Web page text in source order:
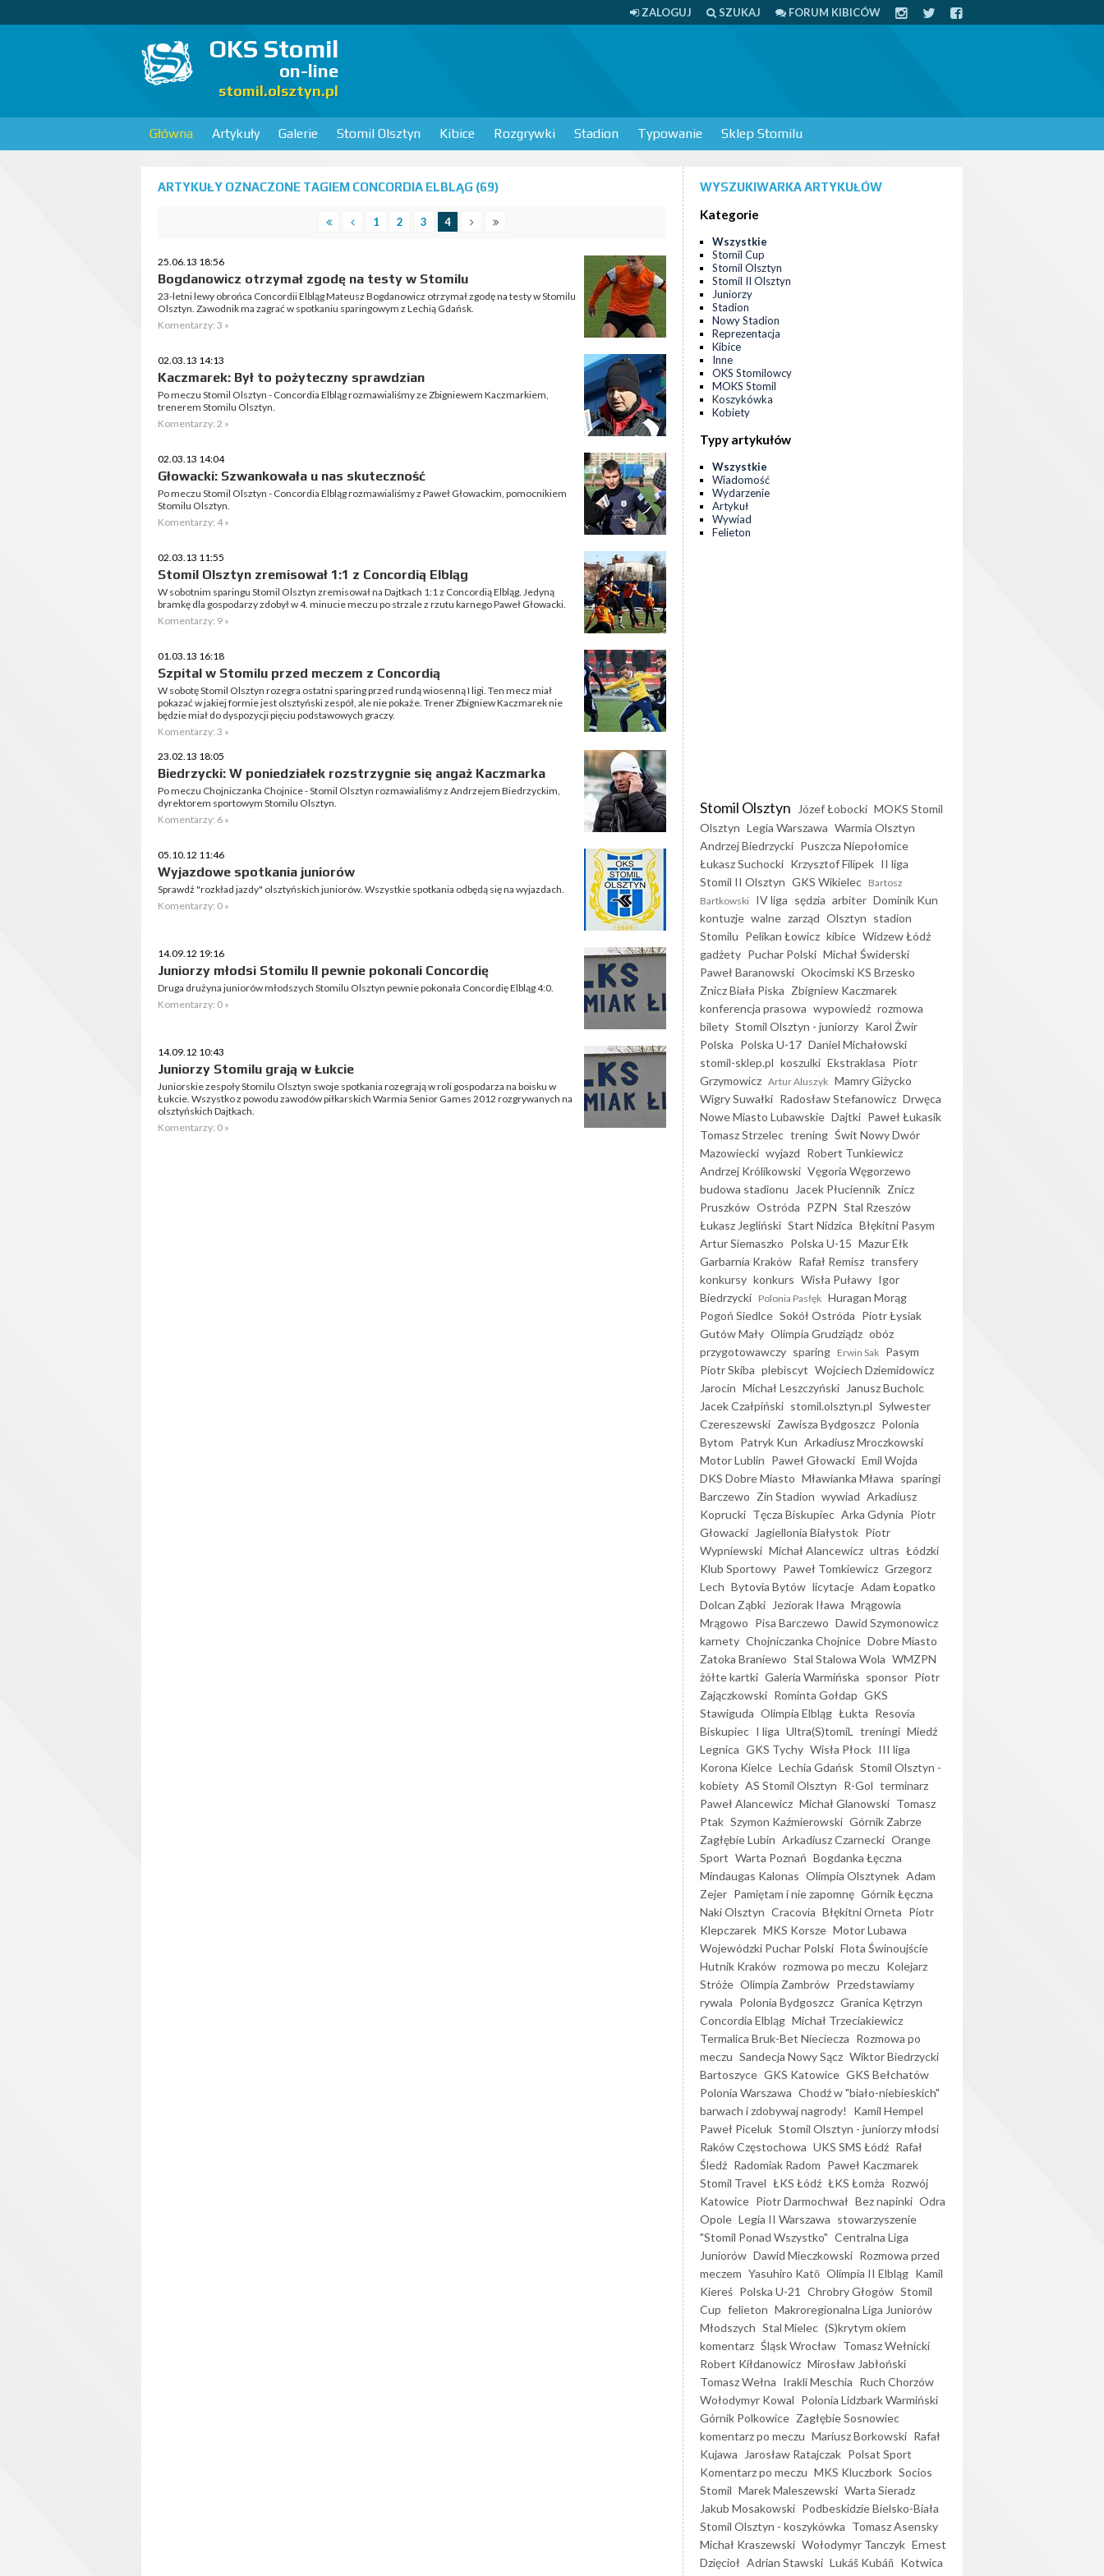
ZALOGUJ SZUKAJ FORUM KIBICÓW
OKS Stomil
on-line
stomil.olsztyn.pl
Główna Artykuły Galerie Stomil Olsztyn Kibice Rozgrywki Stadion Typowanie Sklep Stomilu
ARTYKUŁY OZNACZONE TAGIEM CONCORDIA ELBLĄG (69)
1 2 3 4
25.06.13 18:56
Bogdanowicz otrzymał zgodę na testy w Stomilu
23-letni lewy obrońca Concordii Elbląg Mateusz Bogdanowicz otrzymał zgodę na testy w Stomilu
Olsztyn. Zawodnik ma zagrać w spotkaniu sparingowym z Lechią Gdańsk.
Komentarzy: 3 »
02.03.13 14:13
Kaczmarek: Był to pożyteczny sprawdzian
Po meczu Stomil Olsztyn - Concordia Elbląg rozmawialiśmy ze Zbigniewem Kaczmarkiem,
trenerem Stomilu Olsztyn.
Komentarzy: 2 »
02.03.13 14:04
Głowacki: Szwankowała u nas skuteczność
Po meczu Stomil Olsztyn - Concordia Elbląg rozmawialiśmy z Paweł Głowackim, pomocnikiem
Stomilu Olsztyn.
Komentarzy: 4 »
02.03.13 11:55
Stomil Olsztyn zremisował 1:1 z Concordią Elbląg
W sobotnim sparingu Stomil Olsztyn zremisował na Dajtkach 1:1 z Concordią Elbląg. Jedyną
bramkę dla gospodarzy zdobył w 4. minucie meczu po strzale z rzutu karnego Paweł Głowacki.
Komentarzy: 9 »
01.03.13 16:18
Szpital w Stomilu przed meczem z Concordią
W sobotę Stomil Olsztyn rozegra ostatni sparing przed rundą wiosenną I ligi. Ten mecz miał
pokazać w jakiej formie jest olsztyński zespół, ale nie pokaże. Trener Zbigniew Kaczmarek nie
będzie miał do dyspozycji pięciu podstawowych graczy.
Komentarzy: 3 »
23.02.13 18:05
Biedrzycki: W poniedziałek rozstrzygnie się angaż Kaczmarka
Po meczu Chojniczanka Chojnice - Stomil Olsztyn rozmawialiśmy z Andrzejem Biedrzyckim,
dyrektorem sportowym Stomilu Olsztyn.
Komentarzy: 6 »
05.10.12 11:46
Wyjazdowe spotkania juniorów
Sprawdź "rozkład jazdy" olsztyńskich juniorów. Wszystkie spotkania odbędą się na wyjazdach.
Komentarzy: 0 »
14.09.12 19:16
Juniorzy młodsi Stomilu II pewnie pokonali Concordię
Druga drużyna juniorów młodszych Stomilu Olsztyn pewnie pokonała Concordię Elbląg 4:0.
Komentarzy: 0 »
14.09.12 10:43
Juniorzy Stomilu grają w Łukcie
Juniorskie zespoły Stomilu Olsztyn swoje spotkania rozegrają w roli gospodarza na boisku w
Łukcie. Wszystko z powodu zawodów piłkarskich Warmia Senior Games 2012 rozgrywanych na
olsztyńskich Dajtkach.
Komentarzy: 0 »
WYSZUKIWARKA ARTYKUŁÓW
Kategorie
Wszystkie
Stomil Cup
Stomil Olsztyn
Stomil II Olsztyn
Juniorzy
Stadion
Nowy Stadion
Reprezentacja
Kibice
Inne
OKS Stomilowcy
MOKS Stomil
Koszykówka
Kobiety
Typy artykułów
Wszystkie
Wiadomość
Wydarzenie
Artykuł
Wywiad
Felieton
Stomil Olsztyn Józef Łobocki MOKS Stomil
Olsztyn Legia Warszawa Warmia Olsztyn
Andrzej Biedrzycki Puszcza Niepołomice
Łukasz Suchocki Krzysztof Filipek II liga
Stomil II Olsztyn GKS Wikielec Bartosz
Bartkowski IV liga sędzia arbiter Dominik Kun
kontuzje walne zarząd Olsztyn stadion
Stomilu Pelikan Łowicz kibice Widzew Łódź
gadżety Puchar Polski Michał Świderski
Paweł Baranowski Okocimski KS Brzesko
Znicz Biała Piska Zbigniew Kaczmarek
konferencja prasowa wypowiedź rozmowa
bilety Stomil Olsztyn - juniorzy Karol Żwir
Polska Polska U-17 Daniel Michałowski
stomil-sklep.pl koszulki Ekstraklasa Piotr
Grzymowicz Artur Aluszyk Mamry Giżycko
Wigry Suwałki Radosław Stefanowicz Drwęca
Nowe Miasto Lubawskie Dajtki Paweł Łukasik
Tomasz Strzelec trening Świt Nowy Dwór
Mazowiecki wyjazd Robert Tunkiewicz
Andrzej Królikowski Vęgoria Węgorzewo
budowa stadionu
Jacek Płuciennik Znicz
Pruszków Ostróda PZPN Stal Rzeszów
Łukasz Jegliński Start Nidzica Błękitni Pasym
Artur Siemaszko Polska U-15 Mazur Ełk
Garbarnia Kraków Rafał Remisz transfery
konkursy konkurs Wisła Puławy Igor
Biedrzycki Polonia Pasłęk Huragan Morąg
Pogoń Siedlce Sokół Ostróda Piotr Łysiak
Gutów Mały Olimpia Grudziądz obóz
przygotowawczy sparing Erwin Sak Pasym
Piotr Skiba plebiscyt Wojciech Dziemidowicz
Jarocin Michał Leszczyński
Janusz Bucholc
Jacek Czałpiński stomil.olsztyn.pl Sylwester
Czereszewski Zawisza Bydgoszcz Polonia
Bytom Patryk Kun Arkadiusz Mroczkowski
Motor Lublin Paweł Głowacki Emil Wojda
DKS Dobre Miasto Mławianka Mława sparingi
Barczewo Zin Stadion wywiad Arkadiusz
Koprucki Tęcza Biskupiec Arka Gdynia Piotr
Głowacki
Jagiellonia Białystok Piotr
Wypniewski Michał Alancewicz ultras Łódzki
Klub Sportowy Paweł Tomkiewicz Grzegorz
Lech Bytovia Bytów licytacje Adam Łopatko
Dolcan Ząbki
Jeziorak Iława Mrągowia
Mrągowo Pisa Barczewo Dawid Szymonowicz
karnety Chojniczanka Chojnice Dobre Miasto
Zatoka Braniewo Stal Stalowa Wola WMZPN
żółte kartki Galeria Warmińska sponsor Piotr
Zajączkowski Rominta Gołdap GKS
Stawiguda Olimpia Elbląg Łukta Resovia
Biskupiec I liga Ultra(S)tomiL treningi Miedź
Legnica GKS Tychy Wisła Płock III liga
Korona Kielce Lechia Gdańsk Stomil Olsztyn -
kobiety AS Stomil Olsztyn R-Gol terminarz
Paweł Alancewicz Michał Glanowski Tomasz
Ptak Szymon Kaźmierowski Górnik Zabrze
Zagłębie Lubin Arkadiusz Czarnecki Orange
Sport Warta Poznań Bogdanka Łęczna
Mindaugas Kalonas Olimpia Olsztynek Adam
Zejer Pamiętam i nie zapomnę Górnik Łęczna
Naki Olsztyn Cracovia Błękitni Orneta Piotr
Klepczarek MKS Korsze Motor Lubawa
Wojewódzki Puchar Polski Flota Świnoujście
Hutnik Kraków rozmowa po meczu Kolejarz
Stróże Olimpia Zambrów Przedstawiamy
rywala Polonia Bydgoszcz Granica Kętrzyn
Concordia Elbląg Michał Trzeciakiewicz
Termalica Bruk-Bet Nieciecza Rozmowa po
meczu Sandecja Nowy Sącz Wiktor Biedrzycki
Bartoszyce GKS Katowice GKS Bełchatów
Polonia Warszawa Chodź w "biało-niebieskich"
barwach i zdobywaj nagrody!
Kamil Hempel
Paweł Piceluk Stomil Olsztyn - juniorzy młodsi
Raków Częstochowa UKS SMS Łódź Rafał
Śledź Radomiak Radom Paweł Kaczmarek
Stomil Travel ŁKS Łódź ŁKS Łomża Rozwój
Katowice Piotr Darmochwał Bez napinki Odra
Opole Legia II Warszawa stowarzyszenie
"Stomil Ponad Wszystko" Centralna Liga
Juniorów Dawid Mieczkowski Rozmowa przed
meczem Yasuhiro Katō Olimpia II Elbląg Kamil
Kiereś Polska U-21 Chrobry Głogów Stomil
Cup felieton Makroregionalna Liga Juniorów
Młodszych Stal Mielec (S)krytym okiem
komentarz Śląsk Wrocław Tomasz Wełnicki
Robert Kiłdanowicz Mirosław Jabłoński
Tomasz Wełna Irakli Meschia Ruch Chorzów
Wołodymyr Kowal Polonia Lidzbark Warmiński
Górnik Polkowice Zagłębie Sosnowiec
komentarz po meczu Mariusz Borkowski Rafał
Kujawa
Jarosław Ratajczak Polsat Sport
Komentarz po meczu MKS Kluczbork Socios
Stomil Marek Maleszewski Warta Sieradz
Jakub Mosakowski Podbeskidzie Bielsko-Biała
Stomil Olsztyn - koszykówka Tomasz Asensky
Michał Kraszewski Wołodymyr Tanczyk Ernest
Dzięcioł Adrian Stawski Lukáš Kubáň Kotwica